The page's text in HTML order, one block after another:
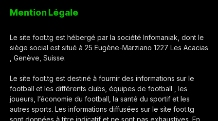
Mention Légale
Le site foot.tg est hébergé par la société Infomaniak, dont le
siège social est situé à 25 Eugène-Marziano 1227 Les Acacias
, Genève, Suisse.
Le site foot.tg est destiné à fournir des informations sur le
football et les différents clubs, équipes de football , les
joueurs, l’économie du football, la santé du sportif et les
autres sports. Les informations diffusées sur le site foot.tg
sont données à titre indicatif et ne sont pas exhaustives. En